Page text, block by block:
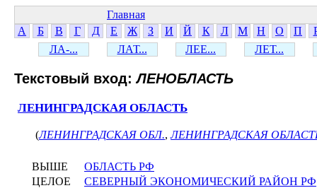
Главная
А
Б В Г Д Е Ж З И Й К Л М Н О П
ЛА-...
ЛАТ... ЛЕЕ... ЛЕТ...
Текстовый вход:ЛЕНОБЛАСТЬ
ЛЕНИНГРАДСКАЯ ОБЛАСТЬ
(ЛЕНИНГРАДСКАЯ ОБЛ.,ЛЕНИНГРАДСКАЯ
ВЫШЕ
ОБЛАСТЬ РФ
ЦЕЛОЕ
СЕВЕРНЫЙ ЭКОНОМИЧЕСКИЙ РАЙОН РФ